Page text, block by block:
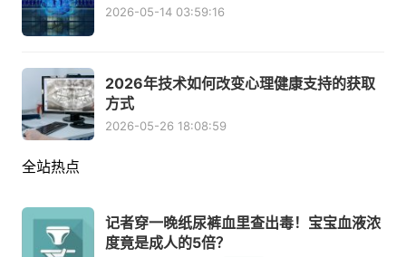
2026-05-14 03:59:16
2026年技术如何改变心理健康支持的获取
方式
2026-05-26 18:08:59
全站热点
记者穿一晚纸尿裤血里查出毒！宝宝血液浓
度竟是成人的5倍？